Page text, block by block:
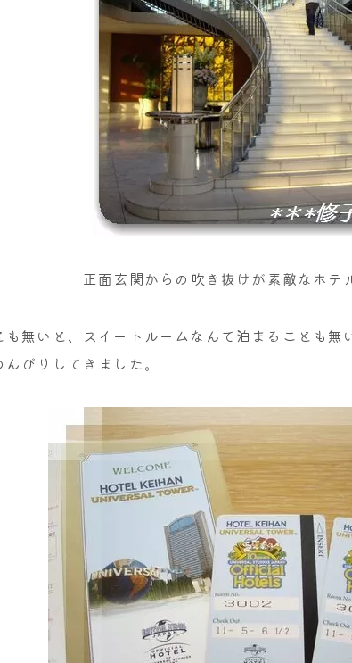
正面玄関からの吹き抜けが素敵なホテ
も無いと、スイートルームなんて泊まることも無
びりしてきました。